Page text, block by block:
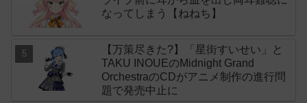
なってしまう【ねねち】
【万策尽きた?】「星街すいせい」と
TAKU INOUEのMidnight Grand
OrchestraのCDがアニメ制作の進行問
題で発売中止に